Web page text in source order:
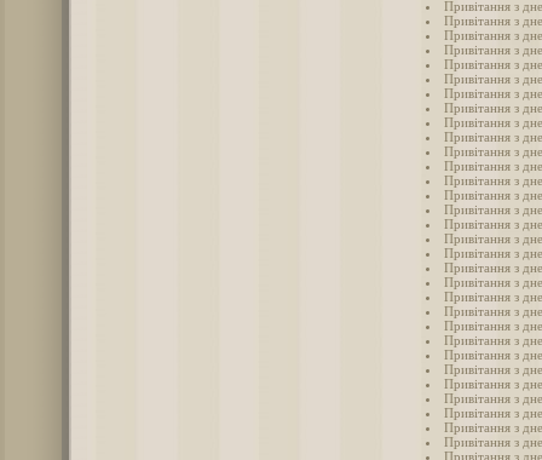
Привітання з
Привітання з
Привітання з
Привітання з
Привітання з
Привітання з
Привітання з
Привітання з
Привітання з
Привітання з
Привітання з
Привітання з
Привітання з
Привітання з
Привітання з
Привітання з
Привітання з
Привітання з
Привітання з
Привітання з
Привітання з
Привітання з
Привітання з
Привітання з
Привітання з
Привітання з
Привітання з
Привітання з
Привітання з
Привітання з
Привітання з
Привітання з